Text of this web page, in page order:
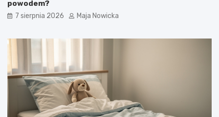
powodem?
7 sierpnia 2026 Maja Nowicka